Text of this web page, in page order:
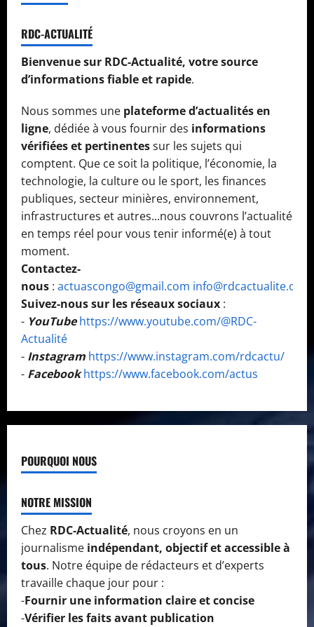
RDC-ACTUALITÉ
Bienvenue sur RDC-Actualité, votre source
d’informations fiable et rapide.
Nous sommes une plateforme d’actualités en
ligne, dédiée à vous fournir des informations
vérifiées et pertinentessur les sujets qui
comptent. Que ce soit la politique, l’économie, la
technologie, la culture ou le sport, les finances
publiques, secteur minières, environnement,
infrastructures et autres...nous couvrons l’actualité
en temps réel pour vous tenir informé(e) à tout
moment.
Contactez-
nous : actuascongo@gmail.com info@rdcactualite.com
Suivez-nous sur les réseaux sociaux :
- YouTube https://www.youtube.com/@RDC-
Actualité
- Instagram https://www.instagram.com/rdcactu/
- Facebook https://www.facebook.com/actus
POURQUOI NOUS
NOTRE MISSION
Chez RDC-Actualité, nous croyons en un
journalisme indépendant, objectif et accessible à
tous. Notre équipe de rédacteurs et d’experts
travaille chaque jour pour :
-Fournir une information claire et concise
-Vérifier les faits avant publication